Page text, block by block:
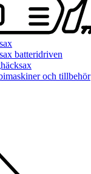
batteridriven
och tillbehör